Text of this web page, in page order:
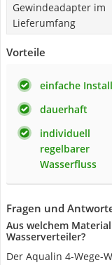
Gewindeadapter im
Lieferumfang
Vorteile
einfache
dauerhaft
individuell
regelbarer
Wasserfluss
Fragen und
Aus welchem
Wasserverteiler?
Der Aqualin 4-Wege-